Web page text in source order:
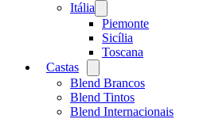
Itália
menu
Piemonte
Sicília
Toscana
Castas
menu
Blend Brancos
Blend Tintos
Blend Internacionais